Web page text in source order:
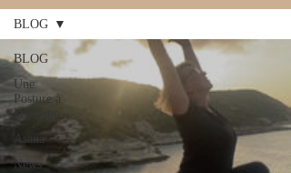
BLOG
Une
Posture à
la Loupe
Asana
News
BLOG